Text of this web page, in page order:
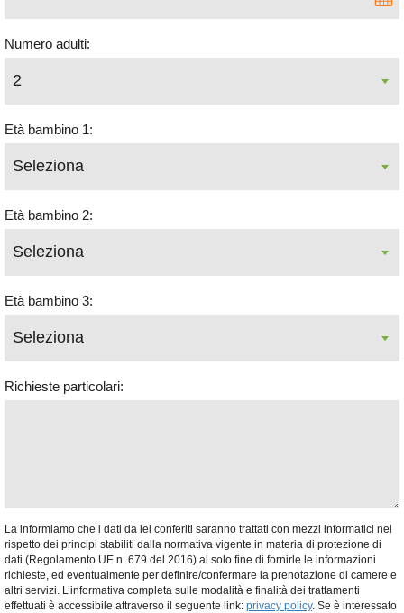
Numero adulti:
Età bambino 1:
Età bambino 2:
Età bambino 3:
Richieste particolari:
La informiamo che i dati da lei conferiti saranno trattati con mezzi informatici nel
rispetto dei principi stabiliti dalla normativa vigente in materia di protezione di
dati (Regolamento UE n. 679 del 2016) al solo fine di fornirle le informazioni
richieste, ed eventualmente per definire/confermare la prenotazione di camere e
altri servizi. L’informativa completa sulle modalità e finalità dei trattamenti
effettuati è accessibile attraverso il seguente link: privacy policy. Se è interessato